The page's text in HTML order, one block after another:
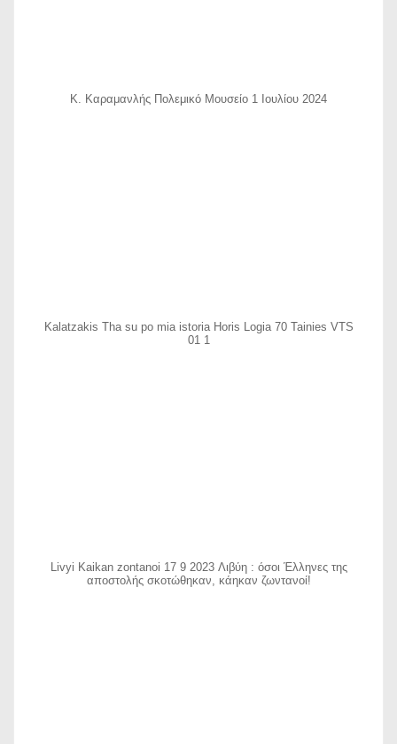
Κ. Καραμανλής Πολεμικό Μουσείο 1 Ιουλίου 2024
Kalatzakis Tha su po mia istoria Horis Logia 70 Tainies VTS
01 1
Livyi Kaikan zontanoi 17 9 2023 Λιβύη : όσοι Έλληνες της
αποστολής σκοτώθηκαν, κάηκαν ζωντανοί!